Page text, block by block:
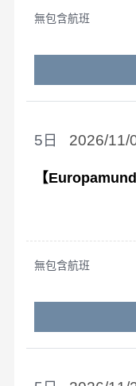
無包含航班
2026/11/
5
【
無包含航班